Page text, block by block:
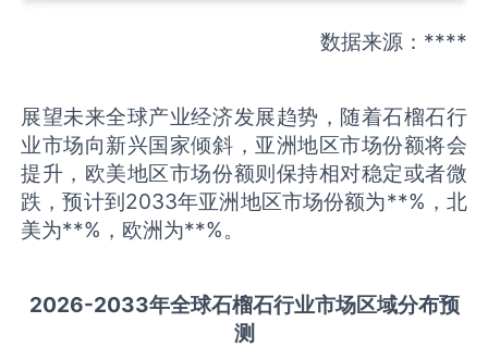
数据来源：****
展望未来全球产业经济发展趋势，随着石榴石行
业市场向新兴国家倾斜，亚洲地区市场份额将会
提升，欧美地区市场份额则保持相对稳定或者微
跌，预计到2033年亚洲地区市场份额为**%，北
美为**%，欧洲为**%。
2026-2033年全球石榴石行业市场区域分布预
测